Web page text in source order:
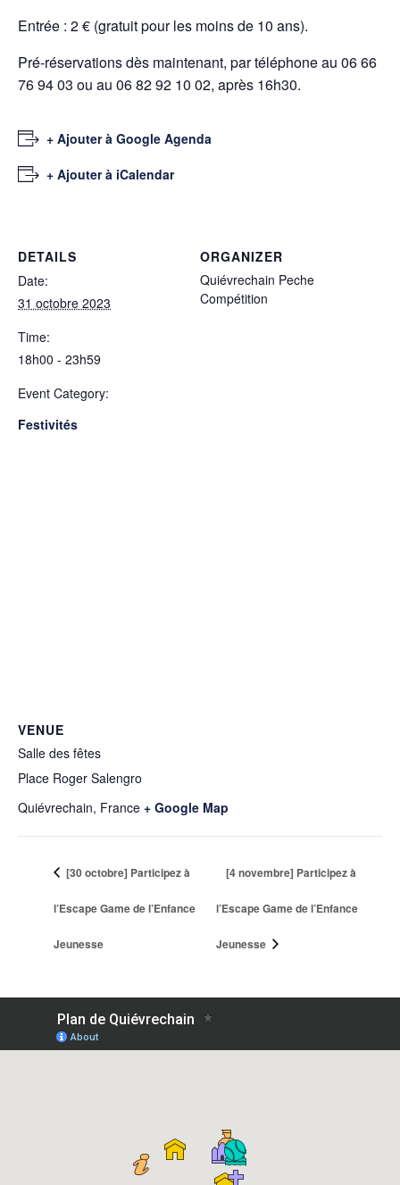
Entrée : 2 € (gratuit pour les moins de 10 ans).
Pré-réservations dès maintenant, par téléphone au 06 66
76 94 03 ou au 06 82 92 10 02, après 16h30.
+ Ajouter à Google Agenda
+ Ajouter à iCalendar
DETAILS
Date:
31 octobre 2023
Time:
18h00 - 23h59
Event Category:
Festivités
ORGANIZER
Quiévrechain Peche
Compétition
VENUE
Salle des fêtes
Place Roger Salengro
Quiévrechain, France + Google Map
[30 octobre] Participez à
l’Escape Game de l’Enfance
Jeunesse
[4 novembre] Participez à
l’Escape Game de l’Enfance
Jeunesse